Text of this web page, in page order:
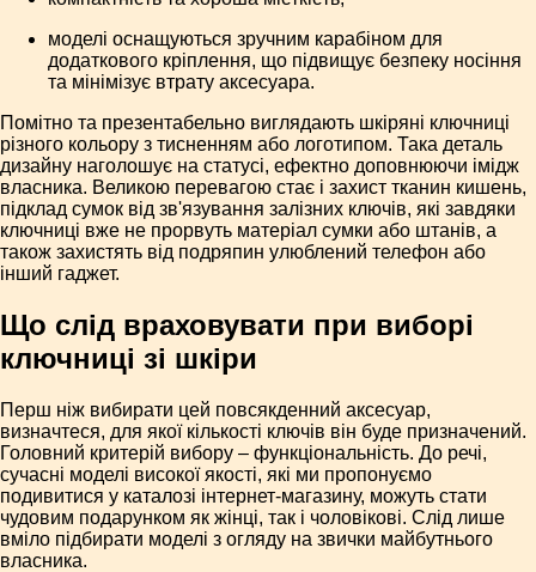
моделі оснащуються зручним карабіном для
додаткового кріплення, що підвищує безпеку носіння
та мінімізує втрату аксесуара.
Помітно та презентабельно виглядають шкіряні ключниці
різного кольору з тисненням або логотипом. Така деталь
дизайну наголошує на статусі, ефектно доповнюючи імідж
власника. Великою перевагою стає і захист тканин кишень,
підклад сумок від зв'язування залізних ключів, які завдяки
ключниці вже не прорвуть матеріал сумки або штанів, а
також захистять від подряпин улюблений телефон або
інший гаджет.
Що слід враховувати при виборі
ключниці зі шкіри
Перш ніж вибирати цей повсякденний аксесуар,
визначтеся, для якої кількості ключів він буде призначений.
Головний критерій вибору – функціональність. До речі,
сучасні моделі високої якості, які ми пропонуємо
подивитися у каталозі інтернет-магазину, можуть стати
чудовим подарунком як жінці, так і чоловікові. Слід лише
вміло підбирати моделі з огляду на звички майбутнього
власника.